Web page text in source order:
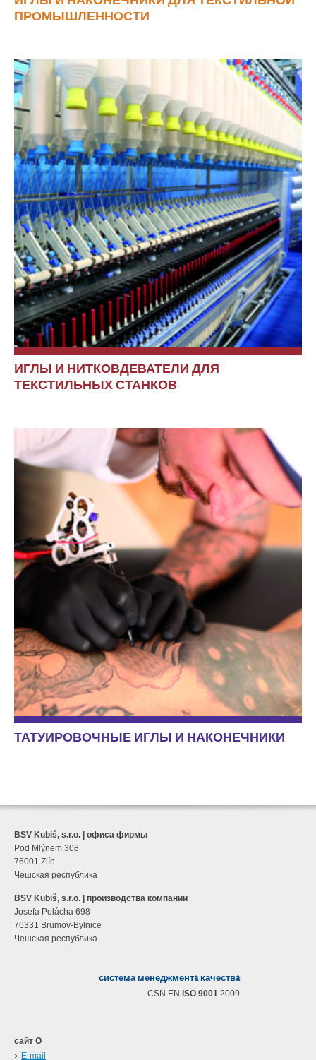
ПРОМЫШЛЕННОСТИ
ИГЛЫ И НИТКОВДЕВАТЕЛИ ДЛЯ
ТЕКСТИЛЬНЫХ СТАНКОВ
ТАТУИРОВОЧНЫЕ ИГЛЫ И НАКОНЕЧНИКИ
BSV Kubiš, s.r.o. | офиса фирмы
Pod Mlýnem 308
76001 Zlín
Чешская республика
BSV Kubiš, s.r.o. | производства компании
Josefa Polácha 698
76331 Brumov-Bylnice
Чешская республика
система менеджментa качествa
CSN EN ISO 9001:2009
сайт О
E-mail